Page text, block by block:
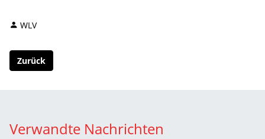
WLV
Zurück
Verwandte Nachrichten